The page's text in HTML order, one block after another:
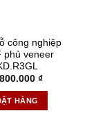
công nghiệp
phủ veneer
₫
HÀNG